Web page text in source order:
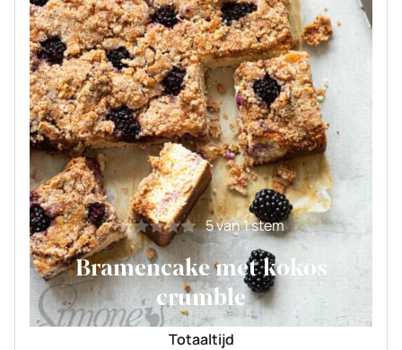
5van 1 stem
Bramencake met kokos
crumble
Totaaltijd